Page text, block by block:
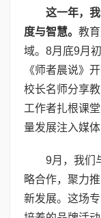
这一年，
度与智慧。 教
域。8月底9月
《师者晨说》
校长名师分享
工作者扎根课
量发展注入媒体
9月，我们
略合作，聚力
新发展。这场